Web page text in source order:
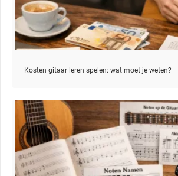
Kosten gitaar leren spelen: wat moet je weten?